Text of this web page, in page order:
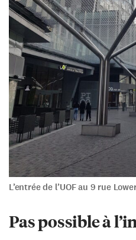
L’entrée de l’UOF au 9 rue
Pas possible à